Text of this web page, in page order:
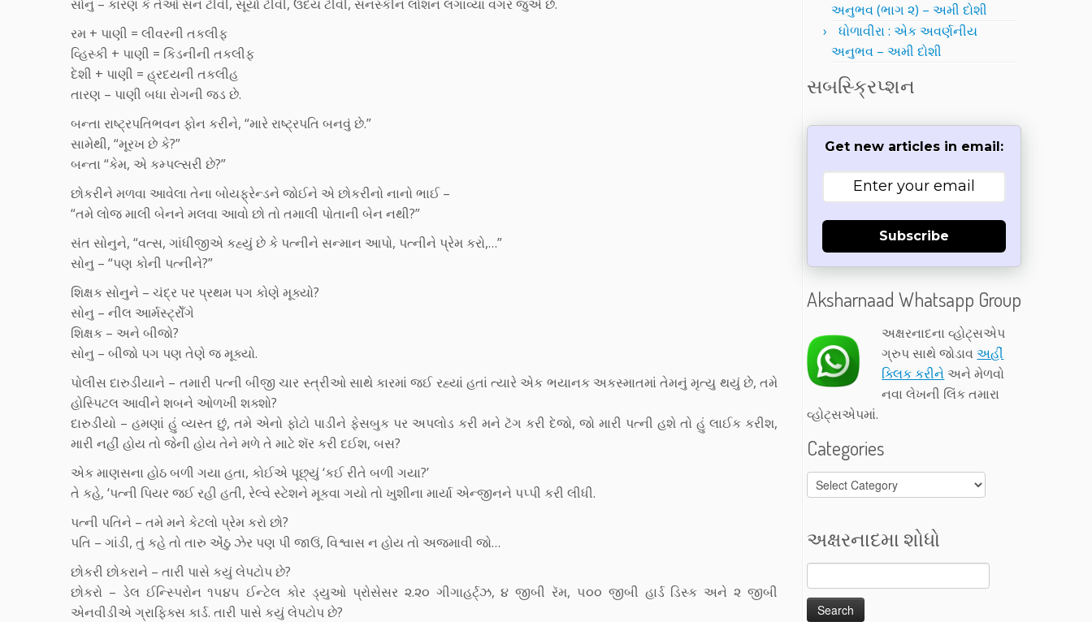
સોનુ – કારણ કે તેઓ સન ટીવી, સૂર્યા ટીવી, ઉદય ટીવી, સનસ્કીન લોશન લગાવ્યા વગર જુએ છે.
રમ + પાણી = લીવરની તકલીફ
વ્હિસ્કી + પાણી = કિડનીની તકલીફ
દેશી + પાણી = હ્રદયની તકલીહ
તારણ – પાણી બધા રોગની જડ છે.
બન્તા રાષ્ટ્રપતિભવન ફોન કરીને, “મારે રાષ્ટ્રપતિ બનવું છે.”
સામેથી, “મૂરખ છે કે?”
બન્તા “કેમ, એ કમ્પલ્સરી છે?”
છોકરીને મળવા આવેલા તેના બોયફ્રેન્ડને જોઈને એ છોકરીનો નાનો ભાઈ –
“તમે લોજ માલી બેનને મલવા આવો છો તો તમાલી પોતાની બેન નથી?”
સંત સોનુને, “વત્સ, ગાંધીજીએ કહ્યું છે કે પત્નીને સન્માન આપો, પત્નીને પ્રેમ કરો,…”
સોનુ – “પણ કોની પત્નીને?”
શિક્ષક સોનુને – ચંદ્ર પર પ્રથમ પગ કોણે મૂક્યો?
સોનુ – નીલ આર્મસ્ટ્રોઁગે
શિક્ષક – અને બીજો?
સોનુ – બીજો પગ પણ તેણે જ મૂક્યો.
પોલીસ દારુડીયાને – તમારી પત્ની બીજી ચાર સ્ત્રીઓ સાથે કારમાં જઈ રહ્યાં હતાં ત્યારે એક ભયાનક અકસ્માતમાં તેમનું મૃત્યુ થયું છે, તમે
હોસ્પિટલ આવીને શબને ઓળખી શક્શો?
દારુડીયો – હમણાં હું વ્યસ્ત છું, તમે એનો ફોટો પાડીને ફેસબુક પર અપલોડ કરી મને ટૅગ કરી દેજો, જો મારી પત્ની હશે તો હું લાઈક કરીશ,
મારી નહીં હોય તો જેની હોય તેને મળે તે માટે શૅર કરી દઈશ, બસ?
એક માણસના હોઠ બળી ગયા હતા, કોઈએ પૂછ્યું ‘કઈ રીતે બળી ગયા?’
તે કહે, ‘પત્ની પિયર જઈ રહી હતી, રેલ્વે સ્ટેશને મૂકવા ગયો તો ખુશીના માર્યા એન્જીનને પપ્પી કરી લીધી.
પત્ની પતિને – તમે મને કેટલો પ્રેમ કરો છો?
પતિ – ગાંડી, તું કહે તો તારુ એંઠુ ઝેર પણ પી જાઉં, વિશ્વાસ ન હોય તો અજમાવી જો…
છોકરી છોકરાને – તારી પાસે કયું લેપટોપ છે?
છોકરો – ડેલ ઈન્સ્પિરોન ૧૫૪૫ ઈન્ટેલ કોર ડ્યુઓ પ્રોસેસર ૨.૨૦ ગીગાહર્ટ્ઝ, ૪ જીબી રૅમ, ૫૦૦ જીબી હાર્ડ ડિસ્ક અને ૨ જીબી
એનવીડીએ ગ્રાફિક્સ કાર્ડ. તારી પાસે કયું લેપટોપ છે?
અનુભવ (ભાગ ૨) – અમી દોશી
ધોળાવીરા : એક અવર્ણનીય
અનુભવ – અમી દોશી
સબસ્ક્રિપ્શન
Get new articles in email:
Subscribe
Aksharnaad Whatsapp Group
અક્ષરનાદના વ્હોટ્સએપ
ગ્રુપ સાથે જોડાવઅહીં
ક્લિક કરીને અને મેળવો
નવા લેખની લિંક તમારા
વ્હોટ્સએપમાં.
Categories
Categories
અક્ષરનાદમા શોધો